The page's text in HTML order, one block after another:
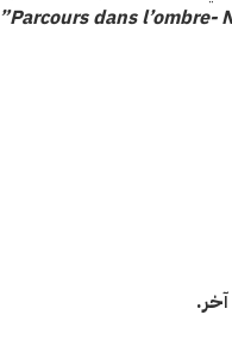
Parcours dans l’ombre-
”